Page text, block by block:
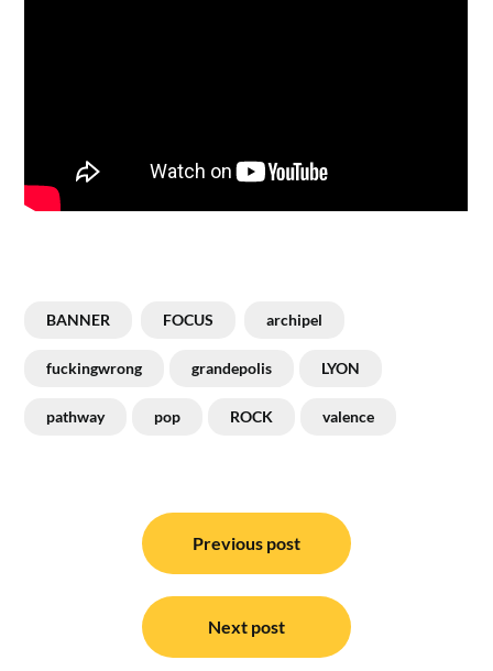
BANNER FOCUS archipel
fuckingwrong grandepolis LYON
pathway pop ROCK valence
Navigation
Previous post
Next post